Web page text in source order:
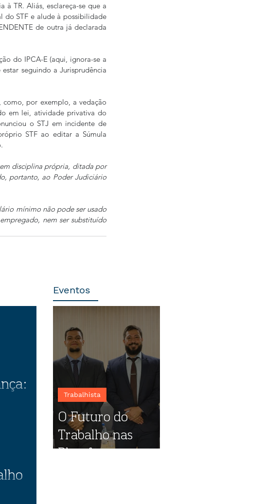
à TR. Aliás, esclareça-se que a
do STF e alude à possibilidade
de outra já declarada
do IPCA-E (aqui, ignora-se a
seguindo a Jurisprudência
como, por exemplo, a vedação
em lei, atividade privativa do
o STJ em incidente de
STF ao editar a Súmula
disciplina própria, ditada por
portanto, ao Poder Judiciário
mínimo não pode ser usado
nem ser substituído
Eventos
O Futuro do
Trabalho nas
Plataformas
Trabalhista